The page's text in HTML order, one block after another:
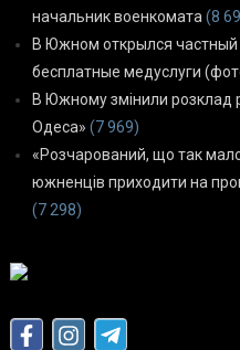
начальник военкомата (8
В Южном открылся частный
бесплатные медуслуги
В Южному змінили
Одеса» (7 969)
«Розчарований, що так
южненців приходити на
(7 298)